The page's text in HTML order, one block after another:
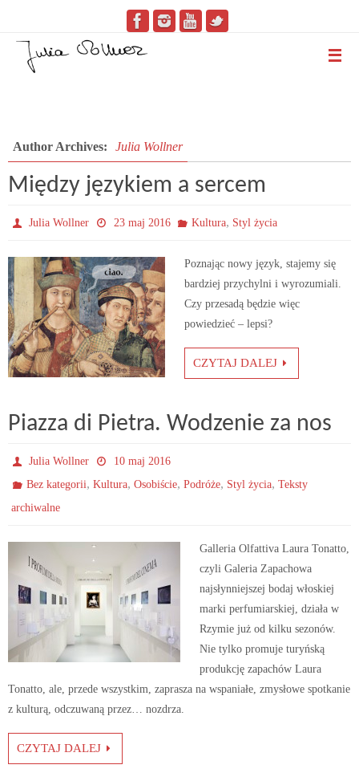
Author Archives: Julia Wollner
Między językiem a sercem
Julia Wollner 23 maj 2016 Kultura, Styl życia
Poznając nowy język, stajemy się
bardziej przychylni i wyrozumiali.
Czy przesadą będzie więc
powiedzieć – lepsi?
CZYTAJ DALEJ
Piazza di Pietra. Wodzenie za nos
Julia Wollner
10 maj 2016
Bez kategorii,Kultura,Osobiście,Podróże, Styl życia,Teksty
archiwalne
Galleria Olfattiva Laura Tonatto,
czyli Galeria Zapachowa
najsłynniejszej bodaj włoskiej
marki perfumiarskiej, działa w
Rzymie już od kilku sezonów.
Nie tylko promuje turyńską
produkcję zapachów Laura
Tonatto, ale, przede wszystkim, zaprasza na wspaniałe, zmysłowe spotkanie
z kulturą, odczuwaną przez… nozdrza.
CZYTAJ DALEJ